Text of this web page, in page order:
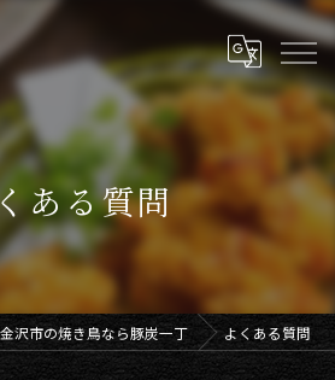
ある質問
沢市の焼き鳥なら豚炭一丁 よくある質問